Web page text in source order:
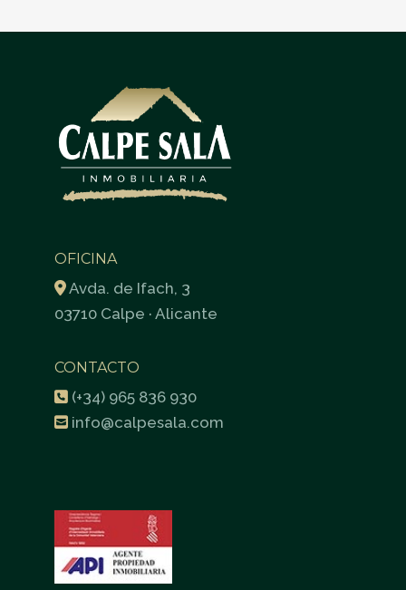
OFICINA
Avda. de Ifach, 3
03710 Calpe · Alicante
CONTACTO
(+34) 965 836 930
info@calpesala.com